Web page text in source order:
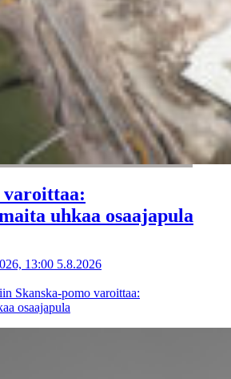
varoittaa:
uhkaa osaajapula
13:00 5.8.2026
Skanska-pomo varoittaa:
osaajapula